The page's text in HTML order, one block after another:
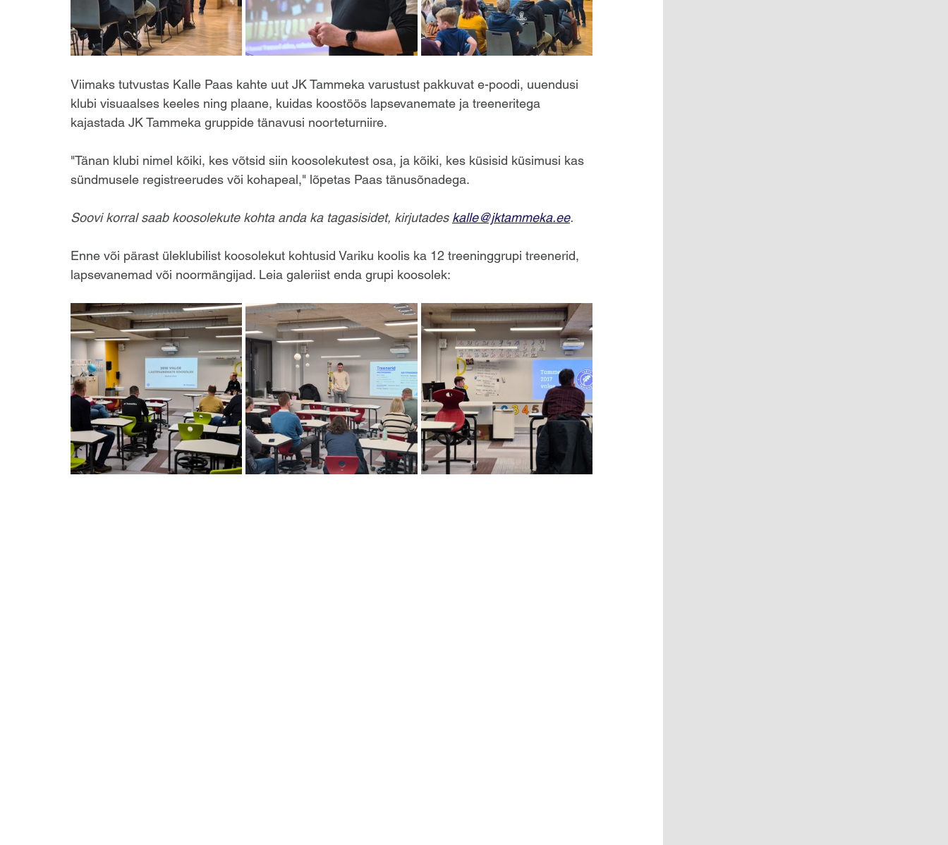
Viimaks tutvustas Kalle Paas kahte uut JK Tammeka varustust pakkuvat e-poodi, uuendusi
klubi visuaalses keeles ning plaane, kuidas koostöös lapsevanemate ja treeneritega
kajastada JK Tammeka gruppide tänavusi noorteturniire.
"Tänan klubi nimel kõiki, kes võtsid siin koosolekutest osa, ja kõiki, kes küsisid küsimusi kas
sündmusele registreerudes või kohapeal," lõpetas Paas tänusõnadega.
Soovi korral saab koosolekute kohta anda ka tagasisidet, kirjutades kalle@jktammeka.ee.
Enne või pärast üleklubilist koosolekut kohtusid Variku koolis ka 12 treeninggrupi treenerid,
lapsevanemad või noormängijad. Leia galeriist enda grupi koosolek: